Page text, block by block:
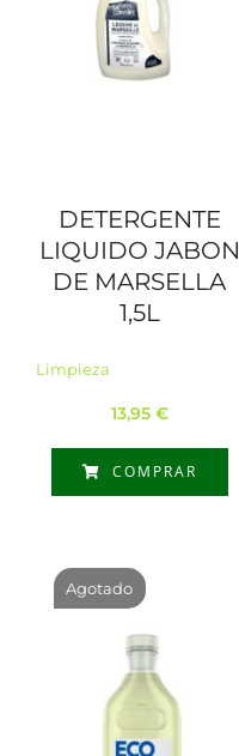
DETERGENTE
LIQUIDO JABON
DE MARSELLA
1,5L
Limpieza
13,95 €
COMPRAR
Agotado